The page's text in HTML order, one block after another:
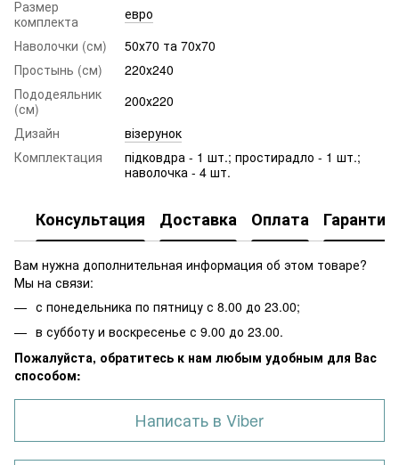
Размер
комплекта
евро
Наволочки (см)
50х70 та 70х70
Простынь (см)
220х240
Пододеяльник
(см)
200х220
Дизайн
візерунок
Комплектация
підковдра - 1 шт.; простирадло - 1 шт.;
наволочка - 4 шт.
Консультация Доставка Оплата Гарантия
Вам нужна дополнительная информация об этом товаре?
Мы на связи:
с понедельника по пятницу с 8.00 до 23.00;
в субботу и воскресенье с 9.00 до 23.00.
Пожалуйста, обратитесь к нам любым удобным для Вас
способом:
Написать в Viber